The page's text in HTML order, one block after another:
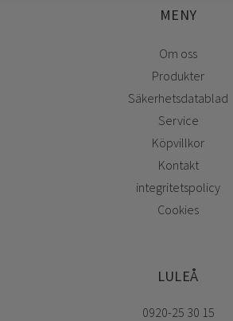
MENY
Om oss
Produkter
Säkerhetsdatablad
Service
Köpvillkor
Kontakt
integritetspolicy
Cookies
LULEÅ
0920-25 30 15